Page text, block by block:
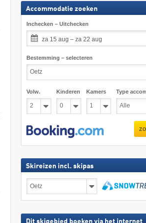
Accommodatie zoeken
Inchecken – Uitchecken
za 15 aug – za 22 aug
Bestemming – selecteren
Volw. Kinderen Kamers Type
Skireizen incl. skipas
incl.